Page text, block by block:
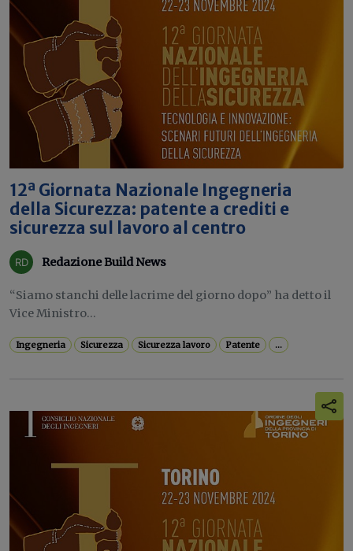
12ª Giornata Nazionale Ingegneria
della Sicurezza: patente a crediti e
sicurezza sul lavoro al centro
Redazione Build News
“Siamo stanchi delle lacrime del giorno dopo” ha detto il
Vice Ministro...
Ingegneria Sicurezza Sicurezza lavoro Patente ...